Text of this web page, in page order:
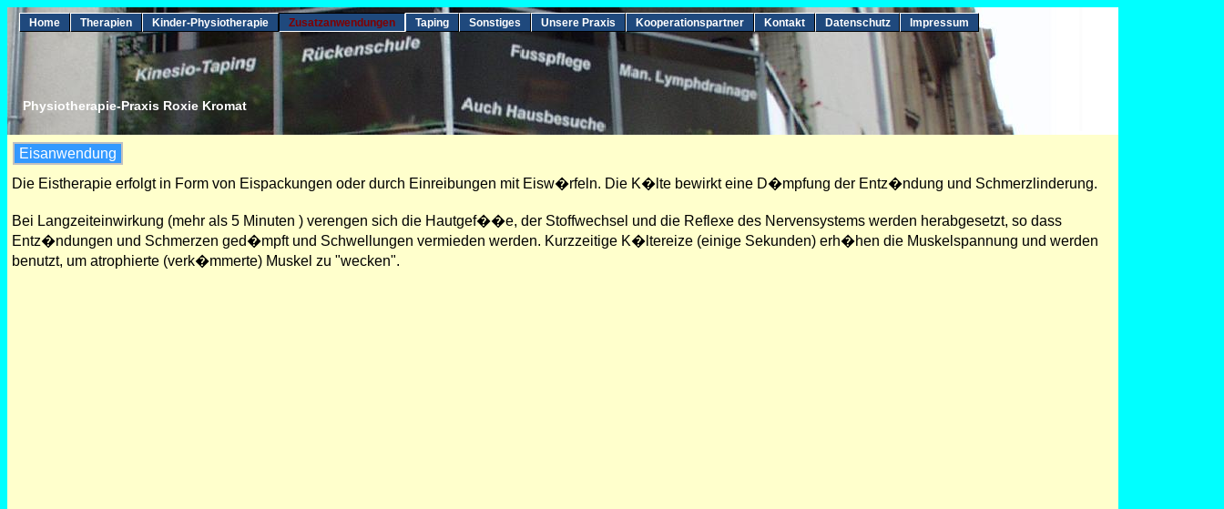
Home Therapien Kinder-Physiotherapie Zusatzanwendungen Taping Sonstiges Unsere Praxis Kooperationspartner Kontakt Datenschutz Impressum
Physiotherapie-Praxis Roxie Kromat
Eisanwendung
Die Eistherapie erfolgt in Form von Eispackungen oder durch Einreibungen mit Eisw�rfeln. Die K�lte bewirkt eine D�mpfung der Entz�ndung und Schmerzlinderung.
Bei Langzeiteinwirkung (mehr als 5 Minuten ) verengen sich die Hautgef��e, der Stoffwechsel und die Reflexe des Nervensystems werden herabgesetzt, so dass
Entz�ndungen und Schmerzen ged�mpft und Schwellungen vermieden werden. Kurzzeitige K�ltereize (einige Sekunden) erh�hen die Muskelspannung und werden
benutzt, um atrophierte (verk�mmerte) Muskel zu "wecken".